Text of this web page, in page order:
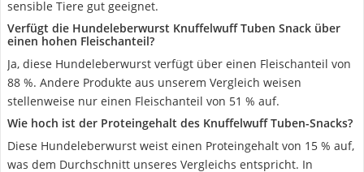
sensible Tiere gut geeignet.
Verfügt die Hundeleberwurst Knuffelwuff Tuben Snack über
einen hohen Fleischanteil?
Ja, diese Hundeleberwurst verfügt über einen Fleischanteil von
88 %. Andere Produkte aus unserem Vergleich weisen
stellenweise nur einen Fleischanteil von 51 % auf.
Wie hoch ist der Proteingehalt des Knuffelwuff Tuben-Snacks?
Diese Hundeleberwurst weist einen Proteingehalt von 15 % auf,
was dem Durchschnitt unseres Vergleichs entspricht. In